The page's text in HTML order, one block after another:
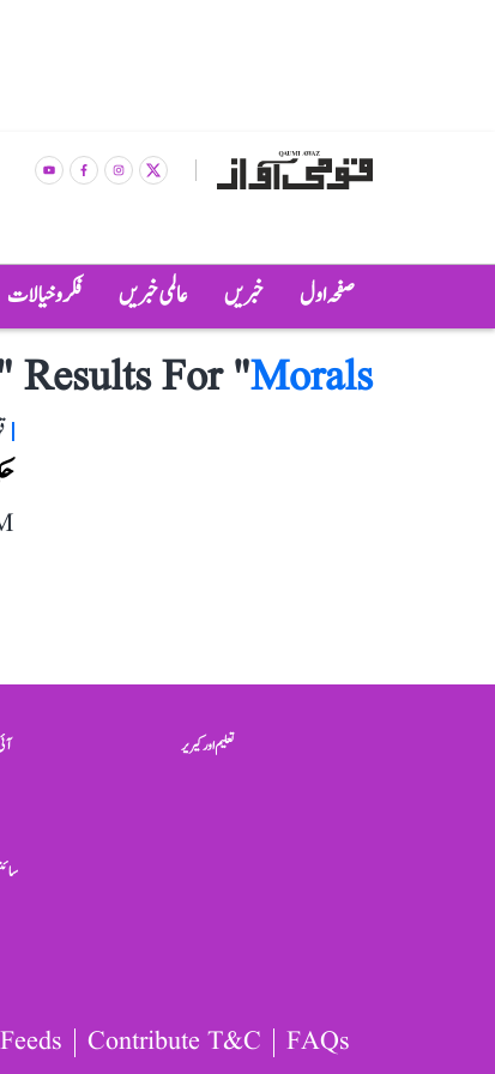
صفحہ اول خبریں عالمی خبریں فکر و خیالات
Results For "Morals
تعلیم اور کیریر
Contribute T&C FAQs